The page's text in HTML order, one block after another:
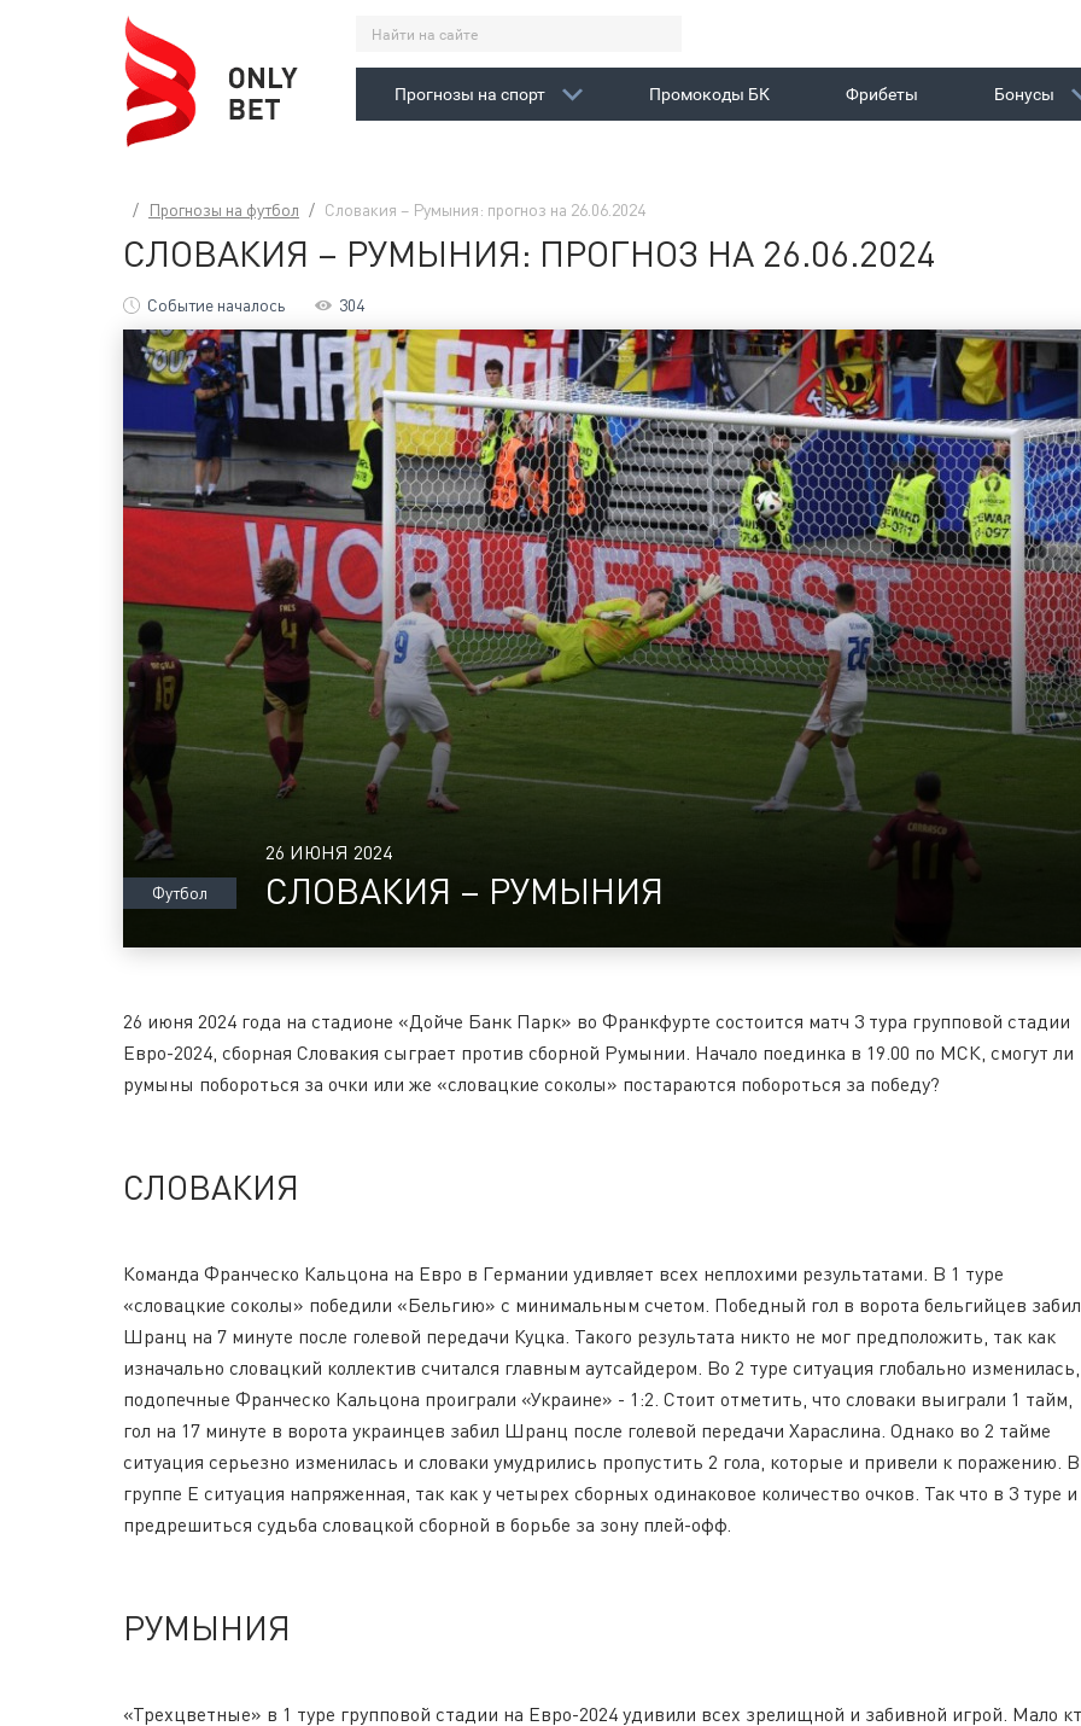
Прогнозы на спорт Промокоды БК Фрибеты Бонусы
Прогнозы на футбол Словакия – Румыния: прогноз на 26.06.2024
СЛОВАКИЯ – РУМЫНИЯ: ПРОГНОЗ НА 26.06.2024
Событие началось 304
Футбол
26 ИЮНЯ 2024
СЛОВАКИЯ – РУМЫНИЯ
26 июня 2024 года на стадионе «Дойче Банк Парк» во Франкфурте состоится матч 3 тура групповой стадии
Евро-2024, сборная Словакия сыграет против сборной Румынии. Начало поединка в 19.00 по МСК, смогут ли
румыны побороться за очки или же «словацкие соколы» постараются побороться за победу?
СЛОВАКИЯ
Команда Франческо Кальцона на Евро в Германии удивляет всех неплохими результатами. В 1 туре
«словацкие соколы» победили «Бельгию» с минимальным счетом. Победный гол в ворота бельгийцев забил
Шранц на 7 минуте после голевой передачи Куцка. Такого результата никто не мог предположить, так как
изначально словацкий коллектив считался главным аутсайдером. Во 2 туре ситуация глобально изменилась,
подопечные Франческо Кальцона проиграли «Украине» - 1:2. Стоит отметить, что словаки выиграли 1 тайм,
гол на 17 минуте в ворота украинцев забил Шранц после голевой передачи Хараслина. Однако во 2 тайме
ситуация серьезно изменилась и словаки умудрились пропустить 2 гола, которые и привели к поражению. В
группе Е ситуация напряженная, так как у четырех сборных одинаковое количество очков. Так что в 3 туре и
предрешиться судьба словацкой сборной в борьбе за зону плей-офф.
РУМЫНИЯ
«Трехцветные» в 1 туре групповой стадии на Евро-2024 удивили всех зрелищной и забивной игрой. Мало